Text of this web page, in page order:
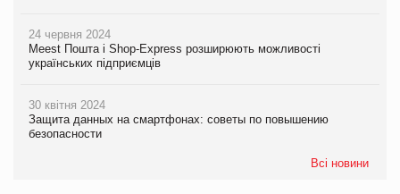
24 червня 2024
Meest Пошта і Shop-Express розширюють можливості
українських підприємців
30 квітня 2024
Защита данных на смартфонах: советы по повышению
безопасности
Всі новини